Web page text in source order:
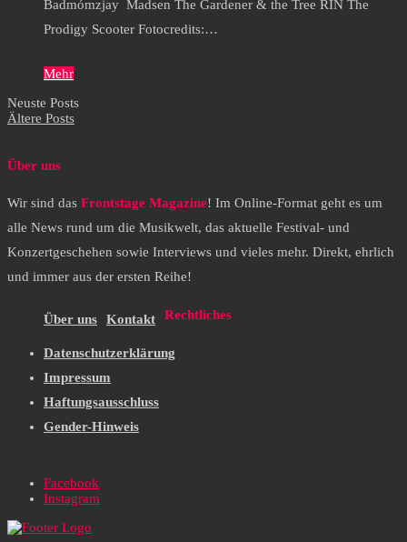
Badmómzjay Madsen The Gardener & the Tree RIN The
Prodigy Scooter Fotocredits:…
Mehr
Neuste Posts
Ältere Posts
Über uns
Wir sind das Frontstage Magazine! Im Online-Format geht es um
alle News rund um die Musikwelt, das aktuelle Festival- und
Konzertgeschehen sowie Interviews und vieles mehr. Direkt, ehrlich
und immer aus der ersten Reihe!
Über uns Kontakt Rechtliches
Datenschutzerklärung
Impressum
Haftungsausschluss
Gender-Hinweis
Facebook
Instagram